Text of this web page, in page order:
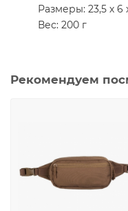
Размеры: 23,5 х 6
Вес: 200 г
Рекомендуем